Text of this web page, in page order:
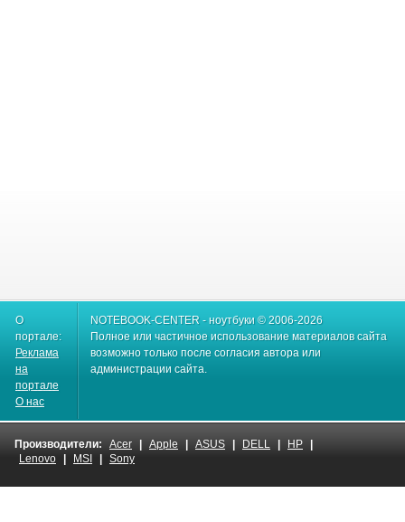
О
портале:
Реклама
на
портале
О нас
NOTEBOOK-CENTER - ноутбуки © 2006-2026
Полное или частичное использование материалов сайта
возможно только после согласия автора или
администрации сайта.
Производители: Acer Apple ASUS DELL HP
Lenovo
MSI Sony